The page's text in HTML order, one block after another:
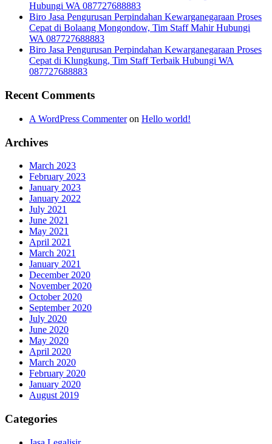
Hubungi WA 087727688883
Biro Jasa Pengurusan Perpindahan Kewarganegaraan Proses
Cepat di Bolaang Mongondow, Tim Staff Mahir Hubungi
WA 087727688883
Biro Jasa Pengurusan Perpindahan Kewarganegaraan Proses
Cepat di Klungkung, Tim Staff Terbaik Hubungi WA
087727688883
Recent Comments
A WordPress Commenteron Hello world!
Archives
March 2023
February 2023
January 2023
January 2022
July 2021
June 2021
May 2021
April 2021
March 2021
January 2021
December 2020
November 2020
October 2020
September 2020
July 2020
June 2020
May 2020
April 2020
March 2020
February 2020
January 2020
August 2019
Categories